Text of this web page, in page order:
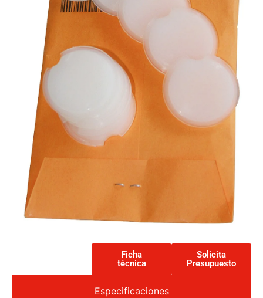
Ficha
técnica
Solicita
Presupuesto
Especificaciones